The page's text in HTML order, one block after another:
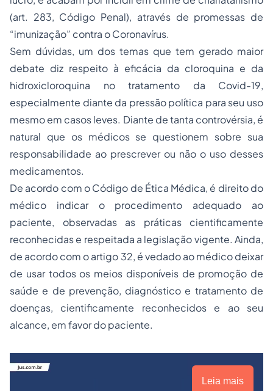
(art. 283, Código Penal), através de promessas de
“imunização” contra o Coronavírus.
Sem dúvidas, um dos temas que tem gerado maior
debate diz respeito à eficácia da cloroquina e da
hidroxicloroquina no tratamento da Covid-19,
especialmente diante da pressão política para seu uso
mesmo em casos leves. Diante de tanta controvérsia, é
natural que os médicos se questionem sobre sua
responsabilidade ao prescrever ou não o uso desses
medicamentos.
De acordo com o Código de Ética Médica, é direito do
médico indicar o procedimento adequado ao
paciente, observadas as práticas cientificamente
reconhecidas e respeitada a legislação vigente. Ainda,
de acordo com o artigo 32, é vedado ao médico deixar
de usar todos os meios disponíveis de promoção de
saúde e de prevenção, diagnóstico e tratamento de
doenças, cientificamente reconhecidos e ao seu
alcance, em favor do paciente.
Leia mais